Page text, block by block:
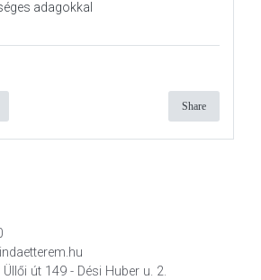
adagokkal
Share
út 149 - Dési Huber u. 2.